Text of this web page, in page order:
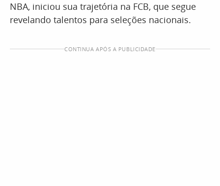
NBA, iniciou sua trajetória na FCB, que segue
revelando talentos para seleções nacionais.
CONTINUA APÓS A PUBLICIDADE